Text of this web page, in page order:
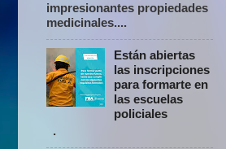
impresionantes propiedades
medicinales....
Están abiertas
las inscripciones
para formarte en
las escuelas
policiales
.